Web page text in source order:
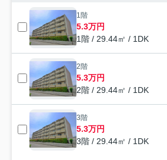
1階
5.3万円
1階 / 29.44㎡ / 1DK
2階
5.3万円
2階 / 29.44㎡ / 1DK
3階
5.3万円
3階 / 29.44㎡ / 1DK